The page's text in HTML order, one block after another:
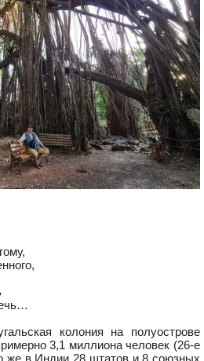
колония на полуострове
3,1 миллиона человек (26-е
же в Индии 28 штатов и 8 союзных